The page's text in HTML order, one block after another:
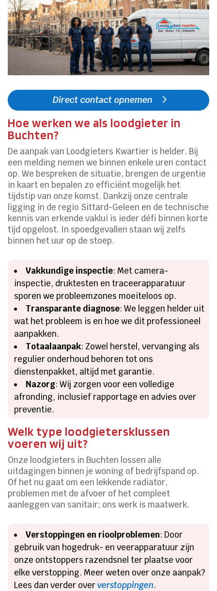
Direct contact opnemen
Hoe werken we als loodgieter in
Buchten?
De aanpak van Loodgieters Kwartier is helder. Bij
een melding nemen we binnen enkele uren contact
op. We bespreken de situatie, brengen de urgentie
in kaart en bepalen zo efficiënt mogelijk het
tijdstip van onze komst. Dankzij onze centrale
ligging in de regio Sittard-Geleen en de technische
kennis van erkende vaklui is ieder défi binnen korte
tijd opgelost. In spoedgevallen staan wij zelfs
binnen het uur op de stoep.
Vakkundige inspectie: Met camera-
inspectie, druktesten en traceerapparatuur
sporen we probleemzones moeiteloos op.
Transparante diagnose: We leggen helder uit
wat het probleem is en hoe we dit professioneel
aanpakken.
Totaalaanpak: Zowel herstel, vervanging als
regulier onderhoud behoren tot ons
dienstenpakket, altijd met garantie.
Nazorg: Wij zorgen voor een volledige
afronding, inclusief rapportage en advies over
preventie.
Welk type loodgietersklussen
voeren wij uit?
Onze loodgieters in Buchten lossen alle
uitdagingen binnen je woning of bedrijfspand op.
Of het nu gaat om een lekkende radiator,
problemen met de afvoer of het compleet
aanleggen van sanitair; ons werk is maatwerk.
Verstoppingen en rioolproblemen: Door
gebruik van hogedruk- en veerapparatuur zijn
onze ontstoppers razendsnel ter plaatse voor
elke verstopping. Meer weten over onze aanpak?
Lees dan verder oververstoppingen.